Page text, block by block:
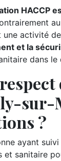
HACCP
activité
et la
dans
sur-
?
ayant
et sanitaire